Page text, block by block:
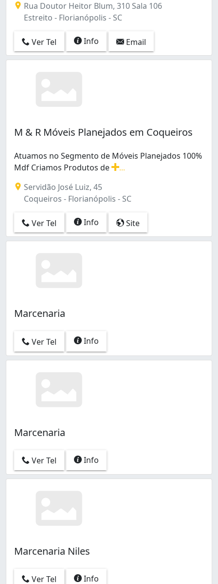
Rua Doutor Heitor Blum, 310 Sala 106
Estreito - Florianópolis - SC
Ver Tel Info Email
M & R Móveis Planejados em Coqueiros
Atuamos no Segmento de Móveis Planejados 100%
Mdf Criamos Produtos de
Servidão José Luiz, 45
Coqueiros - Florianópolis - SC
Ver Tel Info Site
Marcenaria
Ver Tel Info
Marcenaria
Ver Tel Info
Marcenaria Niles
Ver Tel Info